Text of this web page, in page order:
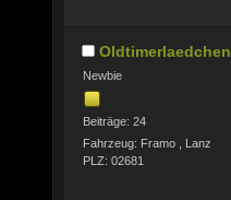
Oldtimerlaedchen
Newbie
Beiträge: 24
Fahrzeug: Framo , Lanz
PLZ: 02681